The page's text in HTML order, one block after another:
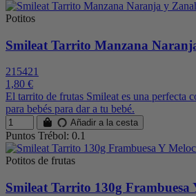
Potitos
Smileat Tarrito Manzana
215421
1,80 €
El tarrito de frutas Smileat es una perfecta
para bebés para dar a tu bebé.
Añadir a la cesta
Puntos Trébol: 0.1
Potitos de frutas
Smileat Tarrito 130g Frambuesa